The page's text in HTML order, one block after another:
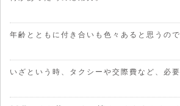
年齢とともに付き合いも色々あると思うので
いざという時、タクシーや交際費など、必